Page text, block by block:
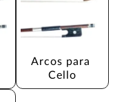
Arcos para
Cello